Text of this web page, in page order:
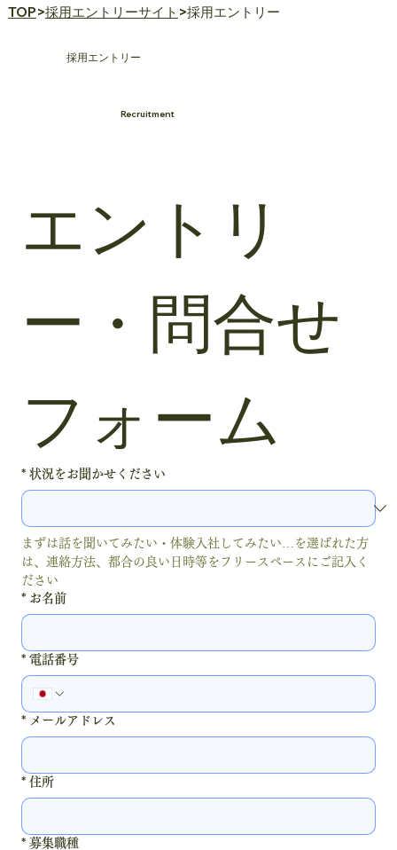
TOP>採用エントリーサイト >採用エントリー
採用エントリー
Recruitment
エントリ
ー・問合せ
フォーム
* 状況をお聞かせください
まずは話を聞いてみたい・体験入社してみたい…を選ばれた方
は、連絡方法、都合の良い日時等をフリースペースにご記入く
ださい
* お名前
* 電話番号
* メールアドレス
* 住所
* 募集職種